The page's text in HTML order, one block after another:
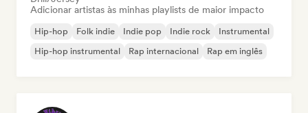
Adicionar artistas às minhas playlists de maior impacto
Hip-hop Folk indie Indie pop Indie rock
Instrumental
Hip-hop instrumental
Rap internacional Rap em inglês